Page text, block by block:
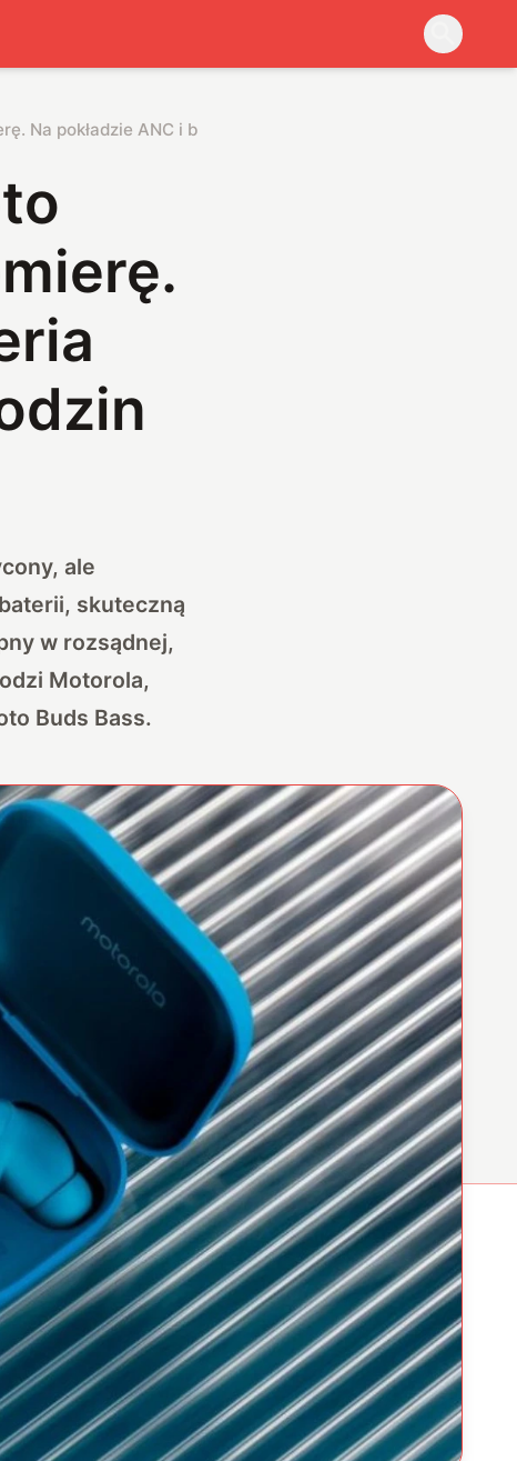
Na pokładzie ANC i bateria trzymająca ponad 40 godzin
ale
skuteczną
w rozsądnej,
Motorola,
Buds Bass.